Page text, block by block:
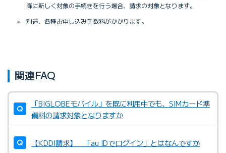
降に新しく対象の手続きを行う場合、請求の対象となります。
※
別途、各種お申し込み手数料がかかります。
関連FAQ
「BIGLOBEモバイル」を既に利用中でも、SIMカード準
備料の請求対象となりますか
【KDDI請求】 「au IDでログイン」とはなんですか